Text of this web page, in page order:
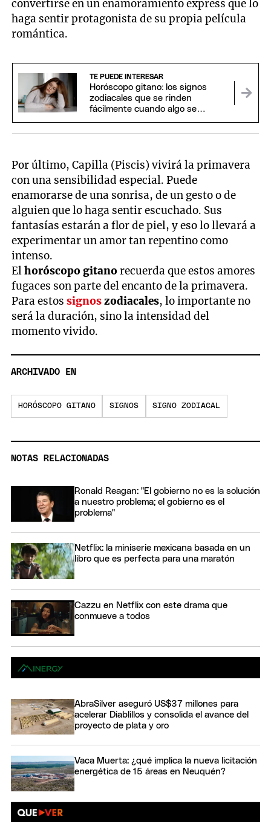
convertirse en un enamoramiento express que lo
haga sentir protagonista de su propia película
romántica.
TE PUEDE INTERESAR
Horóscopo gitano: los signos
zodiacales que se rinden
fácilmente cuando algo se
Por último, Capilla (Piscis) vivirá la primavera
con una sensibilidad especial. Puede
enamorarse de una sonrisa, de un gesto o de
alguien que lo haga sentir escuchado. Sus
fantasías estarán a flor de piel, y eso lo llevará a
experimentar un amor tan repentino como
intenso.
Elhoróscopo gitanorecuerda que estos amores
fugaces son parte del encanto de la primavera.
Para estossignoszodiacales, lo importante no
será la duración, sino la intensidad del
momento vivido.
ARCHIVADO EN
HORÓSCOPO GITANO SIGNOS SIGNO ZODIACAL
NOTAS RELACIONADAS
Ronald Reagan: "El gobierno no es la solución
a nuestro problema; el gobierno es el
problema"
Netflix: la miniserie mexicana basada en un
libro que es perfecta para una maratón
Cazzu en Netflix con este drama que
conmueve a todos
AbraSilver aseguró US$37 millones para
acelerar Diablillos y consolida el avance del
proyecto de plata y oro
Vaca Muerta: ¿qué implica la nueva licitación
energética de 15 áreas en Neuquén?